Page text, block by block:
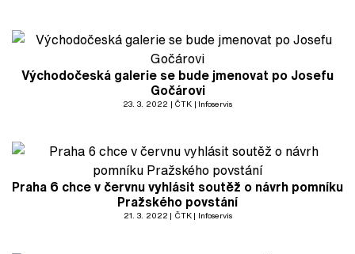
Východočeská galerie se bude jmenovat po Josefu
Gočárovi
23. 3. 2022 ČTK Infoservis
Praha 6 chce v červnu vyhlásit soutěž o návrh pomníku
Pražského povstání
21. 3. 2022 ČTK Infoservis